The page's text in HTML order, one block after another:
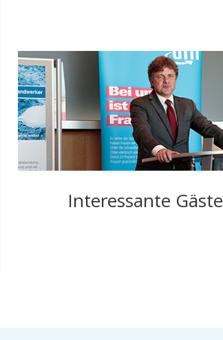
Interessante Gäste